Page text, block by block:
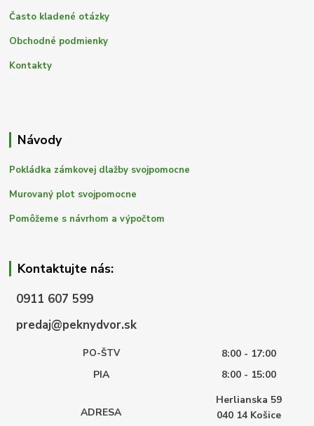
Často kladené otázky
Obchodné podmienky
Kontakty
Návody
Pokládka zámkovej dlažby svojpomocne
Murovaný plot svojpomocne
Pomôžeme s návrhom a výpočtom
Kontaktujte nás:
0911 607 599
predaj@peknydvor.sk
PO-ŠTV
8:00 - 17:00
PIA
8:00 - 15:00
ADRESA
Herlianska 59
040 14 Košice